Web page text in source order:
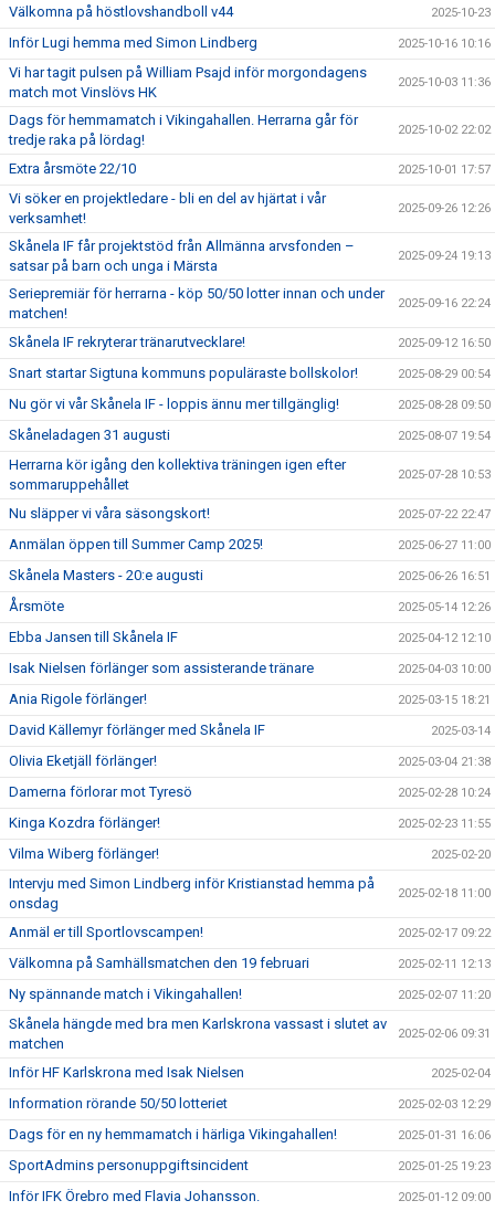
Välkomna på höstlovshandboll v44 2025-10-23
Inför Lugi hemma med Simon Lindberg 2025-10-16 10:16
Vi har tagit pulsen på William Psajd inför morgondagens
match mot Vinslövs HK
2025-10-03 11:36
Dags för hemmamatch i Vikingahallen. Herrarna går för
tredje raka på lördag!
2025-10-02 22:02
Extra årsmöte 22/10 2025-10-01 17:57
Vi söker en projektledare - bli en del av hjärtat i vår
verksamhet!
2025-09-26 12:26
Skånela IF får projektstöd från Allmänna arvsfonden –
satsar på barn och unga i Märsta
2025-09-24 19:13
Seriepremiär för herrarna - köp 50/50 lotter innan och under
matchen!
2025-09-16 22:24
Skånela IF rekryterar tränarutvecklare! 2025-09-12 16:50
Snart startar Sigtuna kommuns populäraste bollskolor! 2025-08-29 00:54
Nu gör vi vår Skånela IF - loppis ännu mer tillgänglig! 2025-08-28 09:50
Skåneladagen 31 augusti 2025-08-07 19:54
Herrarna kör igång den kollektiva träningen igen efter
sommaruppehållet
2025-07-28 10:53
Nu släpper vi våra säsongskort! 2025-07-22 22:47
Anmälan öppen till Summer Camp 2025! 2025-06-27 11:00
Skånela Masters - 20:e augusti 2025-06-26 16:51
Årsmöte 2025-05-14 12:26
Ebba Jansen till Skånela IF 2025-04-12 12:10
Isak Nielsen förlänger som assisterande tränare 2025-04-03 10:00
Ania Rigole förlänger! 2025-03-15 18:21
David Källemyr förlänger med Skånela IF 2025-03-14
Olivia Eketjäll förlänger! 2025-03-04 21:38
Damerna förlorar mot Tyresö 2025-02-28 10:24
Kinga Kozdra förlänger! 2025-02-23 11:55
Vilma Wiberg förlänger! 2025-02-20
Intervju med Simon Lindberg inför Kristianstad hemma på
onsdag
2025-02-18 11:00
Anmäl er till Sportlovscampen! 2025-02-17 09:22
Välkomna på Samhällsmatchen den 19 februari 2025-02-11 12:13
Ny spännande match i Vikingahallen! 2025-02-07 11:20
Skånela hängde med bra men Karlskrona vassast i slutet av
matchen
2025-02-06 09:31
Inför HF Karlskrona med Isak Nielsen 2025-02-04
Information rörande 50/50 lotteriet 2025-02-03 12:29
Dags för en ny hemmamatch i härliga Vikingahallen! 2025-01-31 16:06
SportAdmins personuppgiftsincident 2025-01-25 19:23
Inför IFK Örebro med Flavia Johansson. 2025-01-12 09:00